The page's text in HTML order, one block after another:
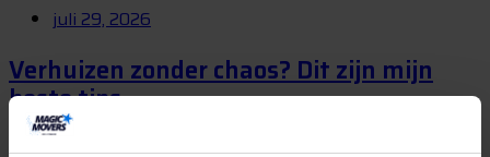
juli 29, 2026
Verhuizen zonder chaos? Dit zijn mijn
beste tips